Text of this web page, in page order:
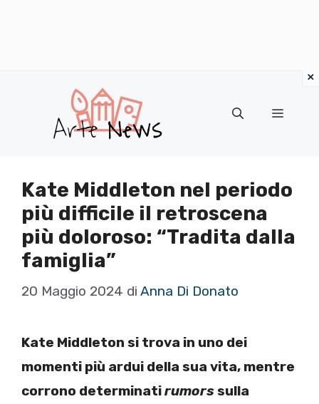
contenuto
Menu
Kate Middleton nel periodo
più difficile il retroscena
più doloroso: “Tradita dalla
famiglia”
20 Maggio 2024 di Anna Di Donato
Kate Middleton si trova in uno dei
momenti più ardui della sua vita, mentre
corrono determinatirumorssulla
×